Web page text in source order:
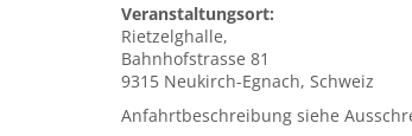
Veranstaltungsort:
Rietzelghalle,
Bahnhofstrasse 81
9315 Neukirch-Egnach, Schweiz
Anfahrtbeschreibung siehe